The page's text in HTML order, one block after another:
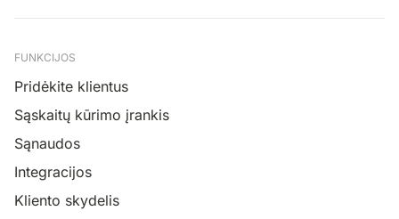
FUNKCIJOS
Pridėkite klientus
Sąskaitų kūrimo įrankis
Sąnaudos
Integracijos
Kliento skydelis